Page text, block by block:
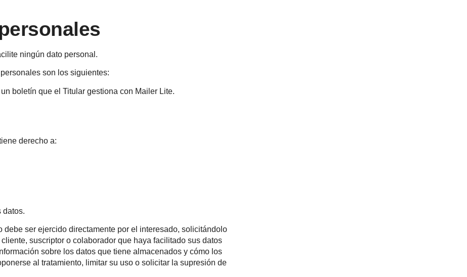
ningún dato personal.
son los siguientes:
boletín que el Titular gestiona con Mailer Lite.
derecho a:
datos.
ser ejercido directamente por el interesado, solicitándolo
suscriptor o colaborador que haya facilitado sus datos
sobre los datos que tiene almacenados y cómo los
al tratamiento, limitar su uso o solicitar la supresión de